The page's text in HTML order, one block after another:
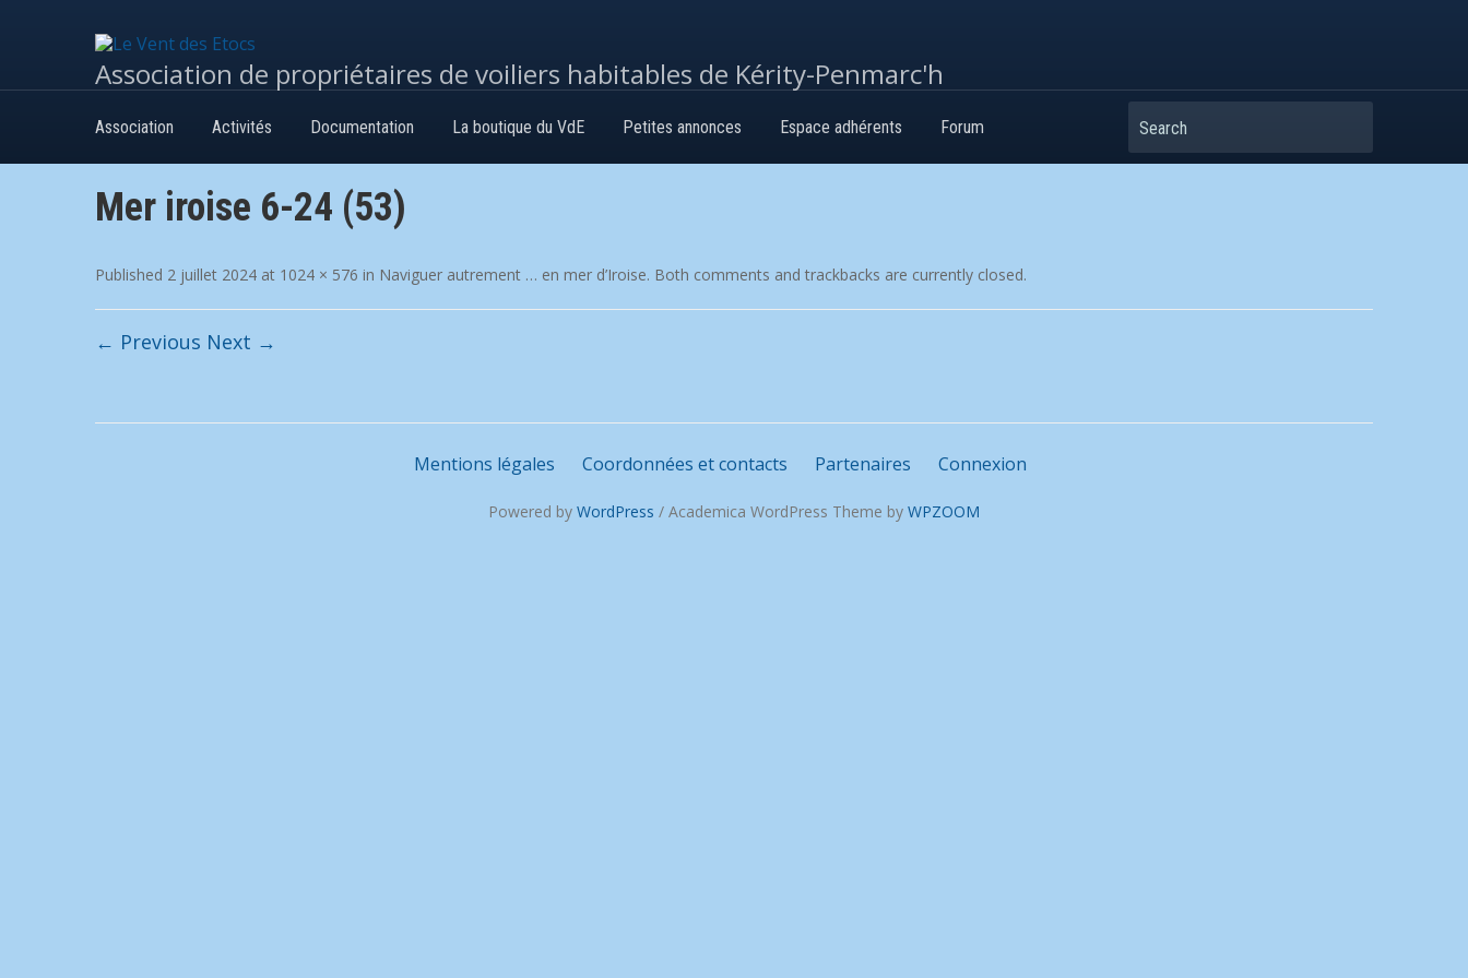
Association de propriétaires de voiliers habitables de Kérity-Penmarc'h
Association Activités Documentation La boutique du VdE Petites annonces Espace adhérents Forum Search
Mer iroise 6-24 (53)
Published 2 juillet 2024 at 1024 × 576 in Naviguer autrement … en mer d’Iroise. Both comments and trackbacks are currently closed.
← Previous Next →
Mentions légales Coordonnées et contacts Partenaires Connexion
Powered by WordPress / Academica WordPress Theme by WPZOOM